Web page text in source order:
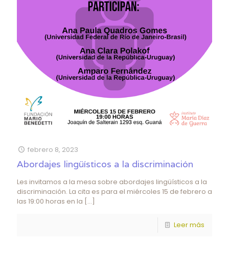
febrero 8, 2023
Abordajes lingüísticos a la discriminación
Les invitamos a la mesa sobre abordajes lingüísticos a la
discriminación. La cita es para el miércoles 15 de febrero a
las 19:00 horas en la […]
Leer más